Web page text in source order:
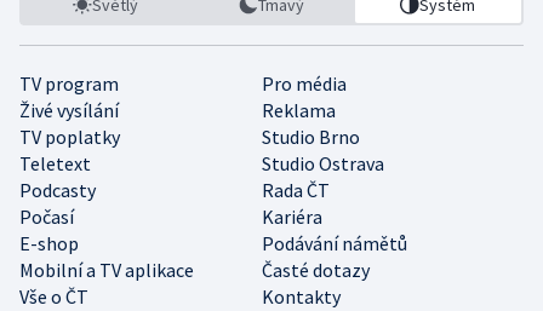
Světlý Tmavý Systém
TV program
Pro média
Živé vysílání
Reklama
TV poplatky
Studio Brno
Teletext
Studio Ostrava
Podcasty
Rada ČT
Počasí
Kariéra
E-shop
Podávání námětů
Mobilní a TV aplikace
Časté dotazy
Vše o ČT
Kontakty